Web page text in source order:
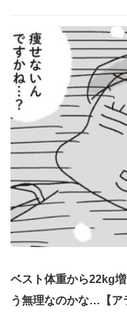
ベスト体重から22kg
う無理なのかな…【ア